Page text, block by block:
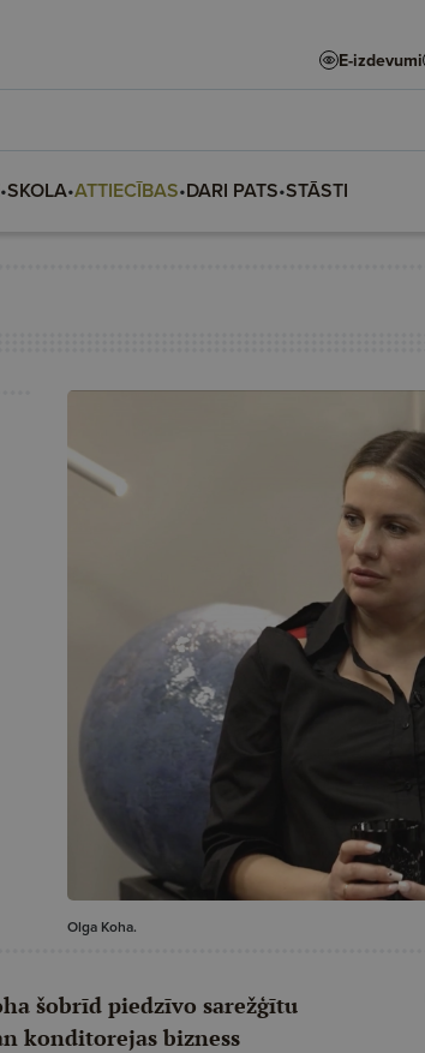
E-izdevumi
•SKOLA•ATTIECĪBAS•DARI PATS•STĀSTI
Olga Koha.
šobrīd piedzīvo sarežģītu
konditorejas bizness